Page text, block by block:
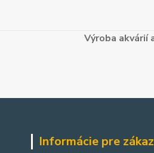
Výroba akvárií
Informácie pre